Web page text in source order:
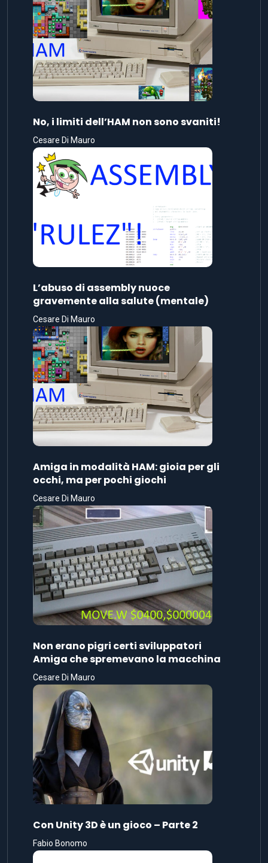
No, i limiti dell’HAM non sono svaniti!
Cesare Di Mauro
L’abuso di assembly nuoce
gravemente alla salute (mentale)
Cesare Di Mauro
Amiga in modalità HAM: gioia per gli
occhi, ma per pochi giochi
Cesare Di Mauro
Non erano pigri certi sviluppatori
Amiga che spremevano la macchina
Cesare Di Mauro
Con Unity 3D è un gioco – Parte 2
Fabio Bonomo